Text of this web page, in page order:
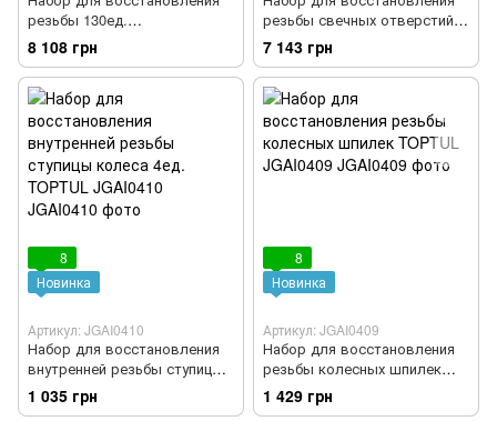
резьбы 130ед.
(M5,M6,M8,M10,M12) TOPTUL
JGAD130A
8 108 грн
резьбы свечных отверстий
56ед. TOPTUL JGAI5601
7 143 грн
8
Новинка
Артикул: JGAI0410
Набор для восстановления
внутренней резьбы ступицы
колеса 4ед. TOPTUL
JGAI0410
1 035 грн
8
Новинка
Артикул: JGAI0409
Набор для восстановления
резьбы колесных шпилек
TOPTUL JGAI0409
1 429 грн